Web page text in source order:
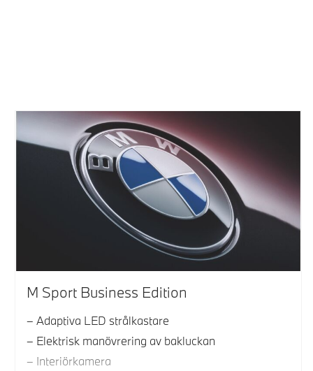
M Sport Business Edition
Adaptiva LED strålkastare
Elektrisk manövrering av bakluckan
Interiörkamera